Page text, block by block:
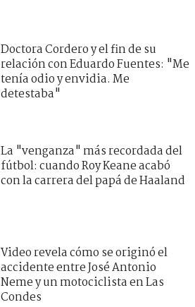
Doctora Cordero y el fin de su
relación con Eduardo Fuentes: "Me
tenía odio y envidia. Me
detestaba"
La "venganza" más recordada del
fútbol: cuando Roy Keane acabó
con la carrera del papá de Haaland
Video revela cómo se originó el
accidente entre José Antonio
Neme y un motociclista en Las
Condes